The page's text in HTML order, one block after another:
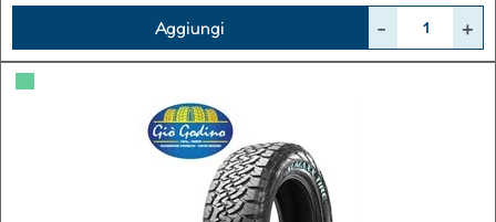
Aggiungi
▀